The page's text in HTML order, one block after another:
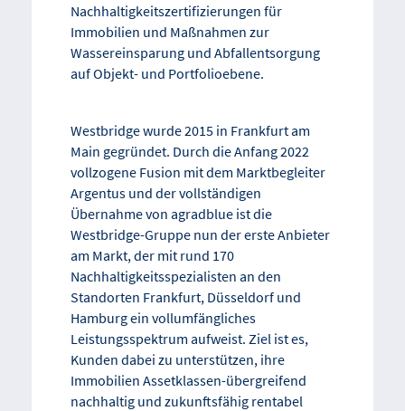
Nachhaltigkeitszertifizierungen für
Immobilien und Maßnahmen zur
Wassereinsparung und Abfallentsorgung
auf Objekt- und Portfolioebene.
Westbridge wurde 2015 in Frankfurt am
Main gegründet. Durch die Anfang 2022
vollzogene Fusion mit dem Marktbegleiter
Argentus und der vollständigen
Übernahme von agradblue ist die
Westbridge-Gruppe nun der erste Anbieter
am Markt, der mit rund 170
Nachhaltigkeitsspezialisten an den
Standorten Frankfurt, Düsseldorf und
Hamburg ein vollumfängliches
Leistungsspektrum aufweist. Ziel ist es,
Kunden dabei zu unterstützen, ihre
Immobilien Assetklassen-übergreifend
nachhaltig und zukunftsfähig rentabel